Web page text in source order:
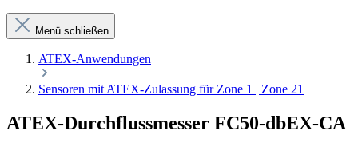
Menü schließen
ATEX-Anwendungen
Sensoren mit ATEX-Zulassung für Zone 1 | Zone 21
ATEX-Durchflussmesser FC50-dbEX-CA